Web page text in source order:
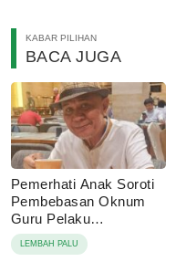
KABAR PILIHAN
BACA JUGA
Pemerhati Anak Soroti
Pembebasan Oknum
Guru Pelaku
Pencabulan, Desak
Proses Hukum
LEMBAH PALU